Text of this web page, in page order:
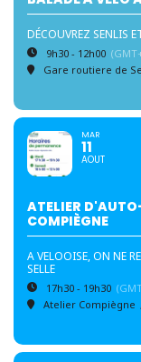
DÉCOUVREZ SENLIS
9h30 - 12h00
Gare routiere de
MAR
11
AOUT
ATELIER
COMPIÈGNE
A VELOOISE, ON NE
SELLE
17h30 - 19h30
Atelier Compiègne